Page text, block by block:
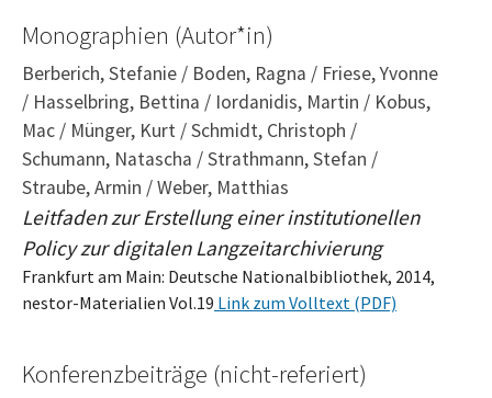
Monographien (Autor*in)
Berberich, Stefanie / Boden, Ragna / Friese, Yvonne
/ Hasselbring, Bettina / Iordanidis, Martin / Kobus,
Mac / Münger, Kurt / Schmidt, Christoph /
Schumann, Natascha / Strathmann, Stefan /
Straube, Armin / Weber, Matthias
Leitfaden zur Erstellung einer institutionellen
Policy zur digitalen Langzeitarchivierung
Frankfurt am Main: Deutsche Nationalbibliothek, 2014,
nestor-Materialien Vol.19 Link zum Volltext (PDF)
Konferenzbeiträge (nicht-referiert)